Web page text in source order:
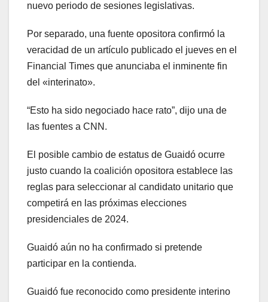
nuevo periodo de sesiones legislativas.
Por separado, una fuente opositora confirmó la
veracidad de un artículo publicado el jueves en el
Financial Times que anunciaba el inminente fin
del «interinato».
“Esto ha sido negociado hace rato”, dijo una de
las fuentes a CNN.
El posible cambio de estatus de Guaidó ocurre
justo cuando la coalición opositora establece las
reglas para seleccionar al candidato unitario que
competirá en las próximas elecciones
presidenciales de 2024.
Guaidó aún no ha confirmado si pretende
participar en la contienda.
​Guaidó fue reconocido como presidente interino